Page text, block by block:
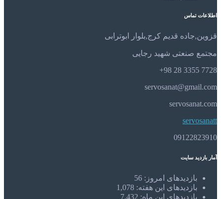
اطلاعات تماس
قزوین,جاده قدیم کرج,بلوار ابوترابی
مجتمع صنعتی شهید رجایی
7728 3355 28 98+
servosanat@gmail.com
servosanat.com
servosanatt
09122823910
آمار بازدید سایت
بازدیدهای امروز: 56
بازدیدهای این هفته: 1,078
بازدیدهای این ماه: 7,432